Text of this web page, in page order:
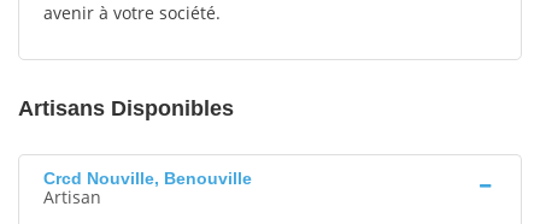
avenir à votre société.
Artisans Disponibles
Crcd Nouville, Benouville
Artisan